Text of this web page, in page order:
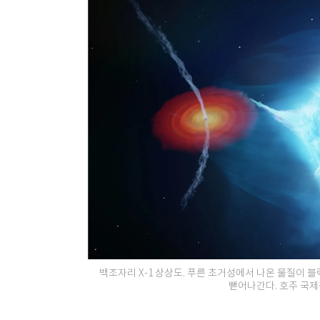
백조자리 X-1 상상도. 푸른 초거성에서 나온 물질이
뻗어나간다. 호주 국